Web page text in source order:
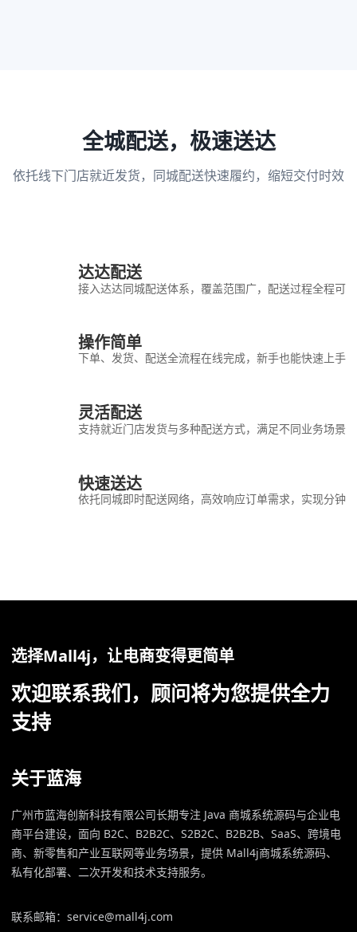
全城配送，极速送达
依托线下门店就近发货，同城配送快速履约，缩短交付时效
达达配送
操作简单
灵活配送
快速送达
依托同城即时配送网络，高效响应订单需求，实现分钟
接入达达同城配送体系，覆盖范围广，配送过程全程可
下单、发货、配送全流程在线完成，新手也能快速上手。
支持就近门店发货与多种配送方式，满足不同业务场景
选择Mall4j，让电商变得更简单
欢迎联系我们，顾问将为您提供全力
支持
关于蓝海
广州市蓝海创新科技有限公司长期专注 Java 商城系统源码与企业电
商平台建设，面向 B2C、B2B2C、S2B2C、B2B2B、SaaS、跨境电
商、新零售和产业互联网等业务场景，提供 Mall4j商城系统源码、
私有化部署、二次开发和技术支持服务。
联系邮箱：service@mall4j.com